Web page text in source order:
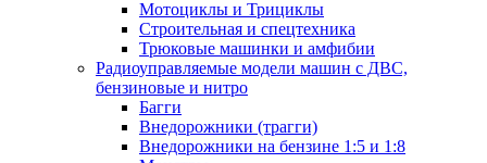
Мотоциклы и Трициклы
Строительная и спецтехника
Трюковые машинки и амфибии
Радиоуправляемые модели машин с ДВС,
бензиновые и нитро
Багги
Внедорожники (трагги)
Внедорожники на бензине 1:5 и 1:8